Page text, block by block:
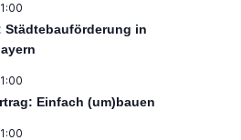
Städtebauförderung in
Einfach (um)bauen